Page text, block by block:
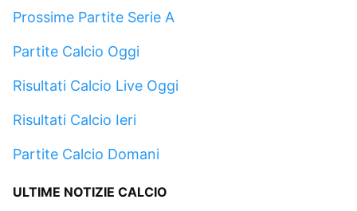
Prossime Partite Serie A
Partite Calcio Oggi
Risultati Calcio Live Oggi
Risultati Calcio Ieri
Partite Calcio Domani
ULTIME NOTIZIE CALCIO